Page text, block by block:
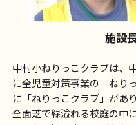
施設
中村小ねりっこクラブは、
に全児童対策事業の「ねり
に「ねりっこクラブ」があり
全面芝で緑溢れる校庭の中